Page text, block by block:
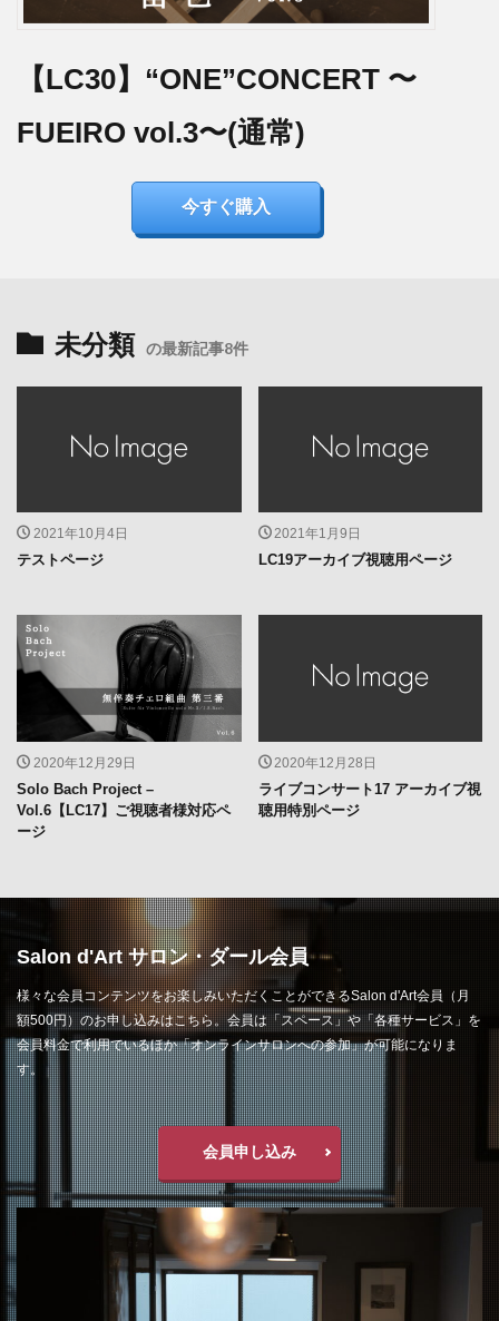
【LC30】“ONE”CONCERT 〜
FUEIRO vol.3〜(通常)
今すぐ購入
未分類 の最新記事8件
2021年10月4日
テストページ
2021年1月9日
LC19アーカイブ視聴用ページ
2020年12月29日
Solo Bach Project –
Vol.6【LC17】ご視聴者様対応ペ
ージ
2020年12月28日
ライブコンサート17 アーカイブ視
聴用特別ページ
Salon d'Art サロン・ダール会員
様々な会員コンテンツをお楽しみいただくことができるSalon d'Art会員（月
額500円）のお申し込みはこちら。会員は「スペース」や「各種サービス」を
会員料金で利用でいるほか「オンラインサロンへの参加」が可能になりま
す。
会員申し込み